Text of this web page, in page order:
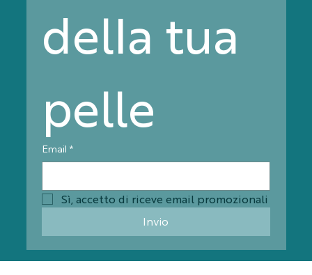
della tua
pelle
Email *
Sì, accetto di riceve email promozionali
Invio